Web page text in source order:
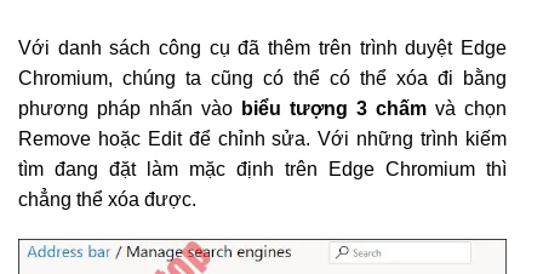
Với danh sách công cụ đã thêm trên trình duyệt Edge
Chromium, chúng ta cũng có thể có thể xóa đi bằng
phương pháp nhấn vào biểu tượng 3 chấm và chọn
Remove hoặc Edit để chỉnh sửa. Với những trình kiếm
tìm đang đặt làm mặc định trên Edge Chromium thì
chẳng thể xóa được.